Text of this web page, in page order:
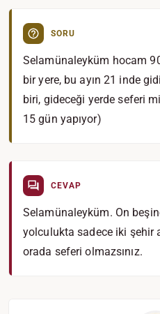
SORU
Selamünaleyküm hocam
bir yere, bu ayın 21 inde
biri, gideceği yerde seferi
15 gün yapıyor)
CEVAP
Selamünaleyküm. On
yolculukta sadece iki şehir
orada seferi olmazsınız.